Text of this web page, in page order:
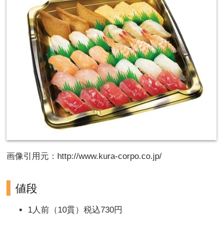
画像引用元：http://www.kura-corpo.co.jp/
値段
1人前（10貫）税込730円